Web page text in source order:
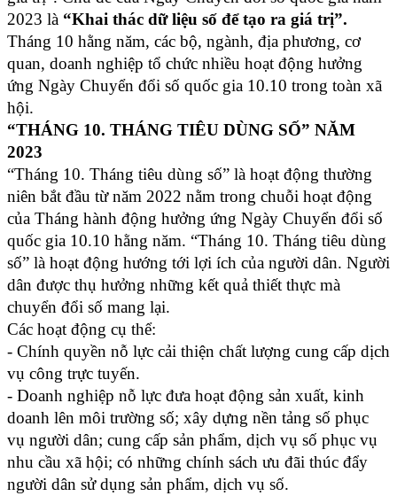
2023 là “Khai thác dữ liệu số để tạo ra giá trị”.
Tháng 10 hằng năm, các bộ, ngành, địa phương, cơ
quan, doanh nghiệp tổ chức nhiều hoạt động hưởng
ứng Ngày Chuyển đổi số quốc gia 10.10 trong toàn xã
hội.
“THÁNG 10. THÁNG TIÊU DÙNG SỐ” NĂM
2023
“Tháng 10. Tháng tiêu dùng số” là hoạt động thường
niên bắt đầu từ năm 2022 nằm trong chuỗi hoạt động
của Tháng hành động hưởng ứng Ngày Chuyển đổi số
quốc gia 10.10 hằng năm. “Tháng 10. Tháng tiêu dùng
số” là hoạt động hướng tới lợi ích của người dân. Người
dân được thụ hưởng những kết quả thiết thực mà
chuyển đổi số mang lại.
Các hoạt động cụ thể:
- Chính quyền nỗ lực cải thiện chất lượng cung cấp dịch
vụ công trực tuyến.
- Doanh nghiệp nỗ lực đưa hoạt động sản xuất, kinh
doanh lên môi trường số; xây dựng nền tảng số phục
vụ người dân; cung cấp sản phẩm, dịch vụ số phục vụ
nhu cầu xã hội; có những chính sách ưu đãi thúc đẩy
người dân sử dụng sản phẩm, dịch vụ số.